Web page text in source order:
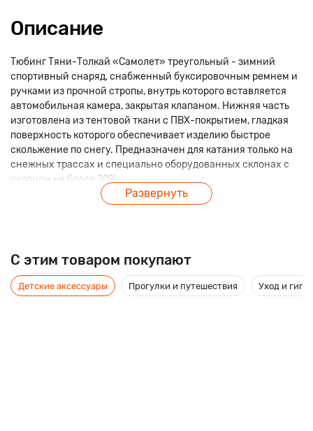
Описание
Тюбинг Тяни-Толкай «Самолет» треугольный - зимний
спортивный снаряд, снабженный буксировочным ремнем и
ручками из прочной стропы, внутрь которого вставляется
автомобильная камера, закрытая клапаном. Нижняя часть
изготовлена из тентовой ткани с ПВХ-покрытием, гладкая
поверхность которого обеспечивает изделию быстрое
скольжение по снегу. Предназначен для катания только на
снежных трассах и специально оборудованных склонах с
уклоном не более 20%.
• вес: 3,5 кг,
• плотность ПВХ: 550-850 гр./кв.м,
• автокамера R2.
Развернуть
C этим товаром покупают
Детские аксессуары Прогулки и путешествия Уход и